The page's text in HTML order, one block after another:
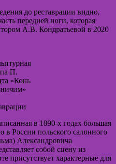
до реставрации видно,
передней ноги, которая
А.В. Кондратьевой в 2020
П.
«Конь
в 1890-х годах большая
в России польского салонного
Александровича
собой сцену из
присутствует характерные для